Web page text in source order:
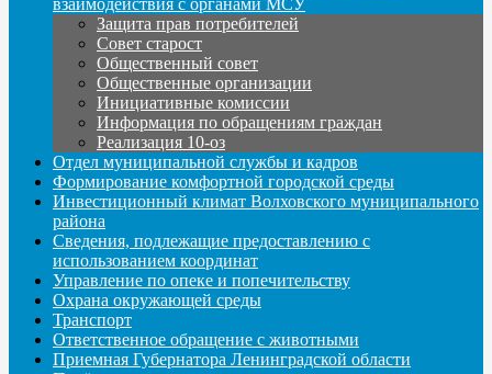
Защита прав потребителей
Совет старост
Общественный совет
Общественные организации
Инициативные комиссии
Информация по обращениям граждан
Реализация 10-оз
Отдел муниципальной службы и кадров
Формирование комфортной городской среды
Инвестиционный климат Волховского муниципального
района
Сведения, подлежащие предоставлению с
использованием координат
Управление по опеке и попечительству
Охрана окружающей среды
Транспорт
Ответственное обращение с животными
Приемная Губернатора Ленинградской области